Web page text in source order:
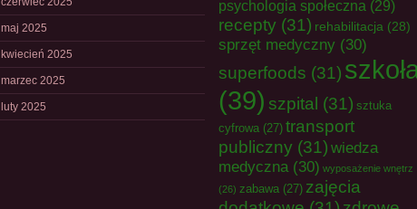
maj 2025
kwiecień 2025
marzec 2025
luty 2025
psychologia społeczna (29)
recepty (31) rehabilitacja (28)
sprzęt medyczny (30)
superfoods (31)
(39) szpital (31) sztuka
cyfrowa (27) transport
publiczny (31) wiedza
medyczna(30) wyposażenie wnętrz
(26) zabawa (27) zajęcia